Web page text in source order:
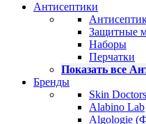
Антисептики
Защитные
Наборы
Перчатки
Показать все
Бренды
Skin
Alabino Lab
Algologie